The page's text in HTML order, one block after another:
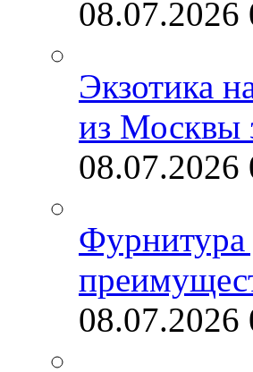
08.07.2026
Экзотика
из Москвы
08.07.2026
Фурнитура
08.07.2026